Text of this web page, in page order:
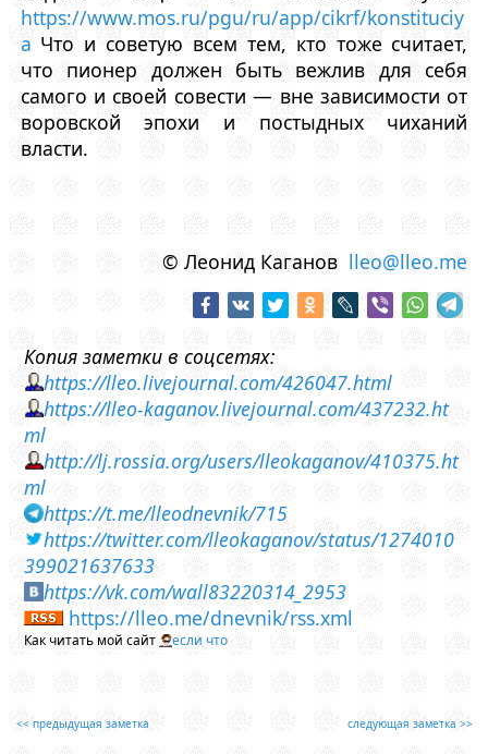
https://www.mos.ru/pgu/ru/app/cikrf/konstituciy
a Что и советую всем тем, кто тоже считает,
что пионер должен быть вежлив для себя
самого и своей совести — вне зависимости от
воровской эпохи и постыдных чиханий
власти.
© Леонид Каганов lleo@lleo.me
Копия заметки в соцсетях:
https://lleo.livejournal.com/426047.html
https://lleo-kaganov.livejournal.com/437232.ht
ml
http://lj.rossia.org/users/lleokaganov/410375.ht
ml
https://t.me/lleodnevnik/715
https://twitter.com/lleokaganov/status/1274010
399021637633
https://vk.com/wall83220314_2953
https://lleo.me/dnevnik/rss.xml
Как читать мой сайт если что
<< предыдущая заметка следующая заметка >>